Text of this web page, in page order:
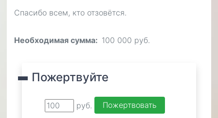
Спасибо всем, кто отзовётся.
Необходимая сумма 100 000 руб.
Пожертвуйте
руб.